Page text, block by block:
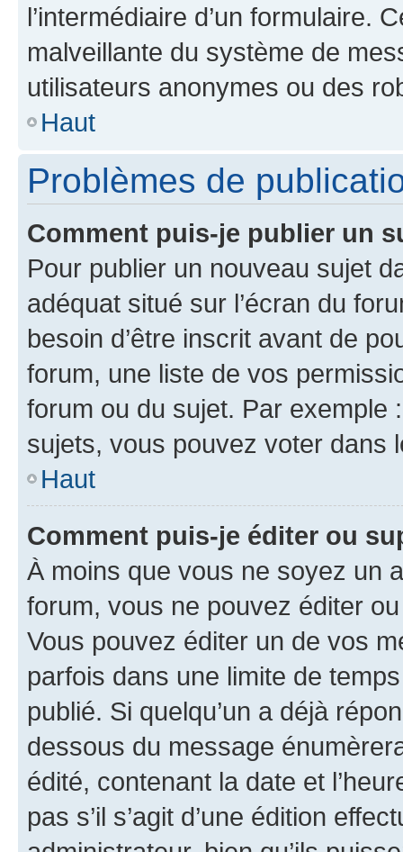
l’intermédiaire d’un formulaire.
malveillante du système de
utilisateurs anonymes ou des
Haut
Problèmes de
Comment puis-je publier un
Pour publier un nouveau sujet
adéquat situé sur l’écran du
besoin d’être inscrit avant de
forum, une liste de vos
forum ou du sujet. Par exemple
sujets, vous pouvez voter dans
Haut
Comment puis-je éditer ou
À moins que vous ne soyez un
forum, vous ne pouvez éditer
Vous pouvez éditer un de vos
parfois dans une limite de
publié. Si quelqu’un a déjà
dessous du message
édité, contenant la date et
pas s’il s’agit d’une édition